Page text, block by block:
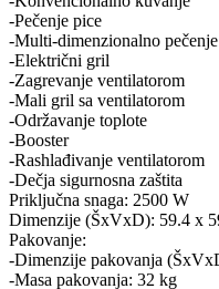
-Pečenje pice
-Multi-dimenzionalno pečenje
-Električni gril
-Zagrevanje ventilatorom
-Mali gril sa ventilatorom
-Održavanje toplote
-Booster
-Rashlađivanje ventilatorom
-Dečja sigurnosna zaštita
Priključna snaga: 2500 W
Dimenzije (ŠxVxD): 59.4 x
Pakovanje:
-Dimenzije pakovanja
-Masa pakovanja: 32 kg